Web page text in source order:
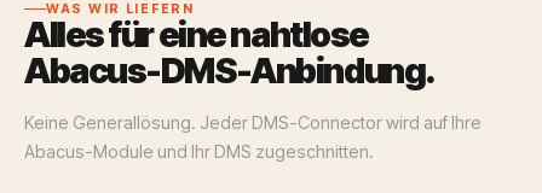
WAS WIR LIEFERN
Alles für eine nahtlose
Abacus-DMS-Anbindung.
Keine Generallösung. Jeder DMS-Connector wird auf Ihre
Abacus-Module und Ihr DMS zugeschnitten.